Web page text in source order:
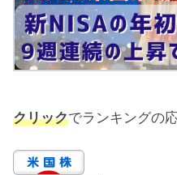
クリックでランキングの